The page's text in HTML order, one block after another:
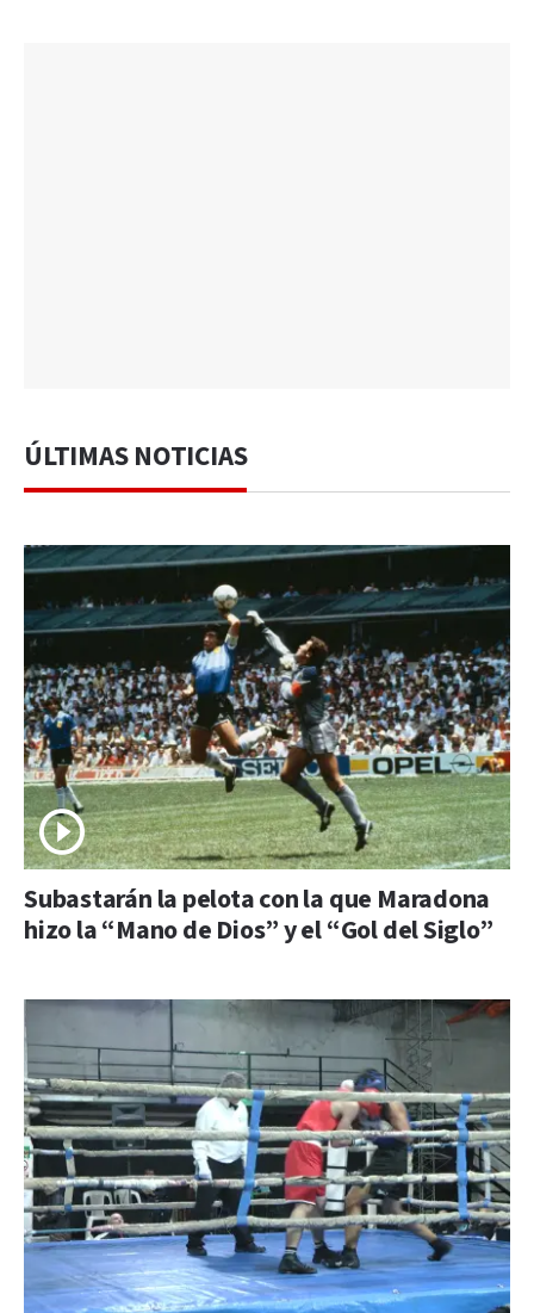
ÚLTIMAS NOTICIAS
Subastarán la pelota con la que Maradona
hizo la “Mano de Dios” y el “Gol del Siglo”